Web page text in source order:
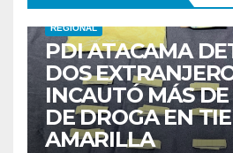
REGIONAL
PDI ATACAMA
DOS
INCAUTÓ MÁS
DE DROGA EN
AMARILLA